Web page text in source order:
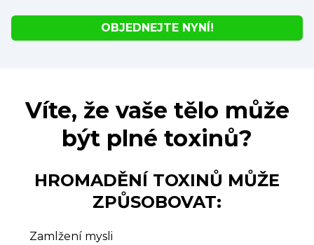
OBJEDNEJTE NYNÍ!
Víte, že vaše tělo může
být plné toxinů?
HROMADĚNÍ TOXINŮ MŮŽE
ZPŮSOBOVAT:
Zamlžení mysli